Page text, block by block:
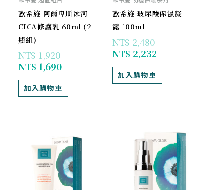
歐希施 阿爾卑斯冰河
CICA修護乳 60ml (2
瓶組)
NT$1,920
NT$ 1,690
加入購物車
歐希施 玻尿酸保濕凝
露 100ml
NT$2,480
NT$ 2,232
加入購物車
始
價
格：
NT$ 1,200。
前
價
格：
NT$ 1,080。
始
價
格：
NT$ 1,080。
前
價
格：
NT$ 972。